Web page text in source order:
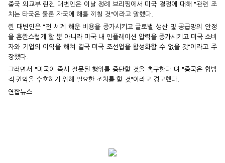
중국 외교부 린젠 대변인은 이날 정례 브리핑에서 미국 결정에 대해 "관련 조
치는 타국은 물론 자국에 해를 끼칠 것"이라고 말했다.
린 대변인은 "전 세계 해운 비용을 증가시키고 글로벌 생산 및 공급망의 안정
을 혼란스럽게 할 뿐 아니라 미국 내 인플레이션 압력을 증가시키고 미국 소비
자와 기업의 이익을 해쳐 결국 미국 조선업을 활성화할 수 없을 것"이라고 주
장했다.
그러면서 "미국이 즉시 잘못된 행위를 중단할 것을 촉구한다"며 "중국은 합법
적 권익을 수호하기 위해 필요한 조처를 할 것"이라고 경고했다.
연합뉴스